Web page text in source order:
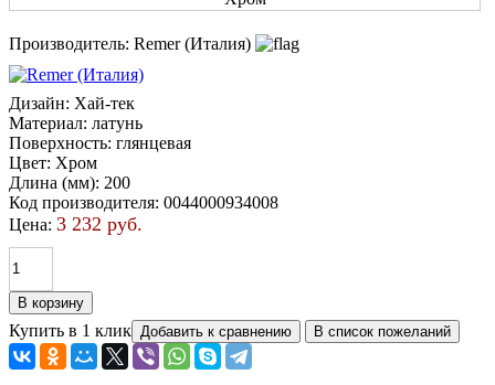
Производитель: Remer (Италия)
Дизайн: Хай-тек
Материал: латунь
Поверхность: глянцевая
Цвет: Хром
Длина (мм): 200
Код производителя: 0044000934008
Цена: 3 232 руб.
Купить в 1 клик